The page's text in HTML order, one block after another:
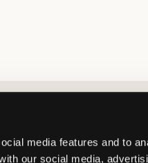
media features and to
our social media,